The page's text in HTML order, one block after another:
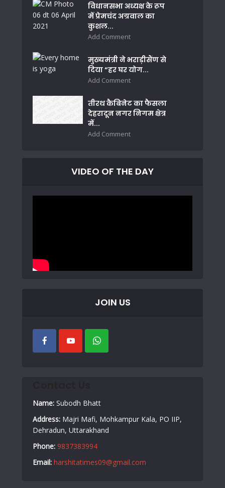
विधानसभा अध्यक्ष के रूप
में प्रेमचंद अग्रवाल का
कुशल...
Add Comment
मुख्यमंत्री ने भराड़ीसैंण से
दिया “हर घर योग...
Add Comment
तीरथ कैबिनेट का फैसला
देहरादून नगर निगम क्षेत्र
में...
Add Comment
VIDEO OF THE DAY
JOIN US
Name: Subodh Bhatt
Address: Majri Mafi, Mohkampur Kala, PO IIP,
Dehradun, Uttarakhand
Phone: 9837383994
Email: harshitatimes09@gmail.com